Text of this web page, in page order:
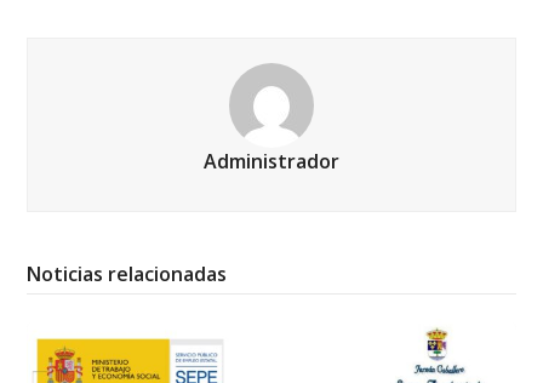
Administrador
Noticias relacionadas